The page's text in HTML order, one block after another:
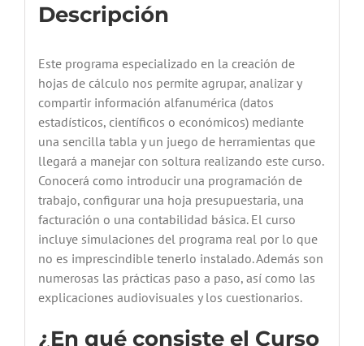
Descripción
Este programa especializado en la creación de
hojas de cálculo nos permite agrupar, analizar y
compartir información alfanumérica (datos
estadísticos, científicos o económicos) mediante
una sencilla tabla y un juego de herramientas que
llegará a manejar con soltura realizando este curso.
Conocerá como introducir una programación de
trabajo, configurar una hoja presupuestaria, una
facturación o una contabilidad básica. El curso
incluye simulaciones del programa real por lo que
no es imprescindible tenerlo instalado. Además son
numerosas las prácticas paso a paso, así como las
explicaciones audiovisuales y los cuestionarios.
¿En qué consiste el Curso